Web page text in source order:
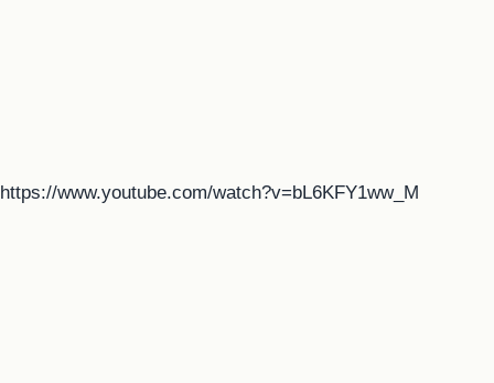
https://www.youtube.com/watch?v=bL6KFY1ww_M